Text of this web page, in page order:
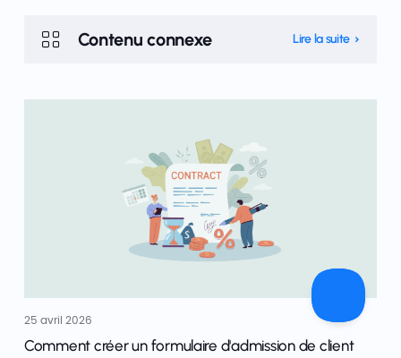
Contenu connexe Lire la suite
25 avril 2026
Comment créer un formulaire d'admission de client